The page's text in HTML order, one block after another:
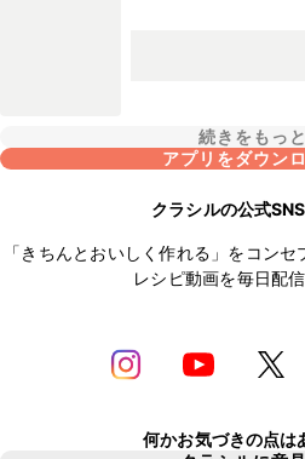
続きをもっ
アプリをダウン
クラシルの公式
「きちんとおいしく作れる」をコン
レシピ動画を毎日配
何かお気づきの点は